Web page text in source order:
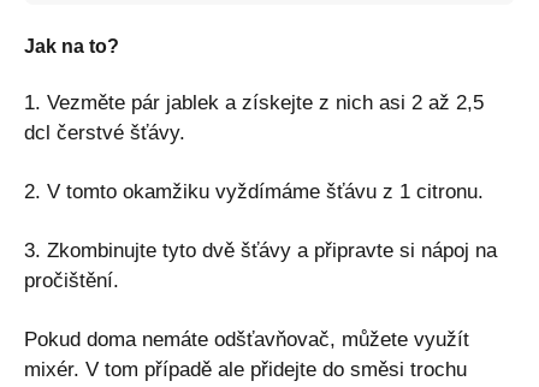
Jak na to?
1. Vezměte pár jablek a získejte z nich asi 2 až 2,5
dcl čerstvé šťávy.
2. V tomto okamžiku vyždímáme šťávu z 1 citronu.
3. Zkombinujte tyto dvě šťávy a připravte si nápoj na
pročištění.
Pokud doma nemáte odšťavňovač, můžete využít
mixér. V tom případě ale přidejte do směsi trochu